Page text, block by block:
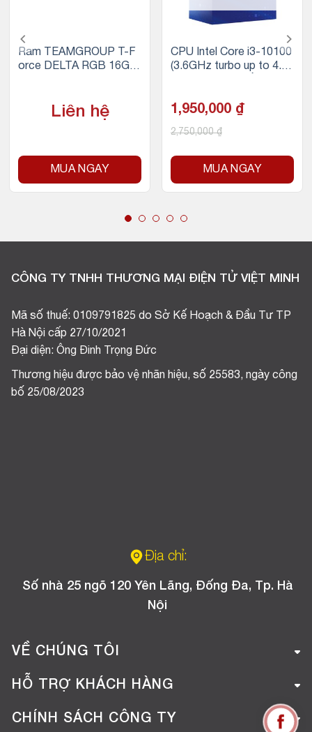
Ram TEAMGROUP T-F
orce DELTA RGB 16GB
Liên hệ
MUA NGAY
CPU Intel Core i3-10100
(3.6GHz turbo up to 4.3
Intel LGA 1200
1,950,000 ₫
2,750,000₫
MUA NGAY
CÔNG TY TNHH THƯƠNG MẠI ĐIỆN TỬ VIỆT MINH
Mã số thuế: 0109791825 do Sở Kế Hoạch & Đầu Tư TP
Hà Nội cấp 27/10/2021
Đại diện: Ông Đinh Trọng Đức
Thương hiệu được bảo vệ nhãn hiệu, số 25583, ngày công
bố 25/08/2023
Địa chỉ:
Số nhà 25 ngõ 120 Yên Lãng, Đống Đa, Tp. Hà
Nội
VỀ CHÚNG TÔI
Giới thiệu công ty
Tuyển dụng
HỖ TRỢ KHÁCH HÀNG
Hướng dẫn mua hàng online
CHÍNH SÁCH CÔNG TY